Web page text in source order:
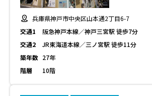
兵庫県神戸市中央区山本通2丁目6-7
交通1
阪急神戸本線／神戸三宮駅 徒歩7分
交通2
JR東海道本線／三ノ宮駅 徒歩11分
築年数 27年
階層
10階